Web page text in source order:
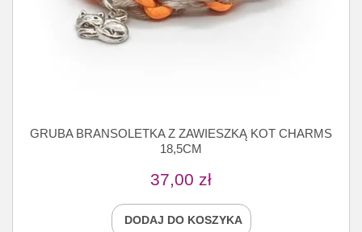
GRUBA BRANSOLETKA Z ZAWIESZKĄ KOT CHARMS
18,5CM
37,00 zł
DODAJ DO KOSZYKA